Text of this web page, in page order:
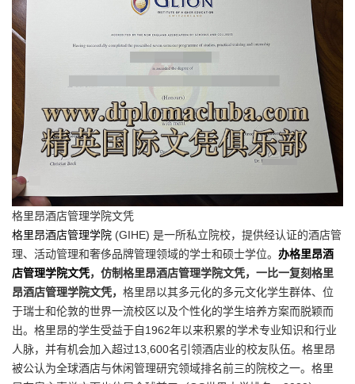
格里昂酒店管理学院文凭
格里昂酒店管理学院 (GIHE) 是一所私立院校，提供经认证的酒店管
理、活动管理和奢侈品牌管理领域的学士和硕士学位。 办格里昂酒
店管理学院文凭，仿制格里昂酒店管理学院文凭，一比一复刻格里
昂酒店管理学院文凭， 格里昂以其多元化的多元文化学生群体、位
于瑞士和伦敦的世界一流校区以及个性化的学生培养方案而脱颖而
出。格里昂的学生受益于自1962年以来积累的学术专业知识和行业
人脉，并有机会加入超过13,600名引领酒店业的校友队伍。格里昂
被公认为全球酒店与休闲管理研究领域排名前三的院校之一。格里